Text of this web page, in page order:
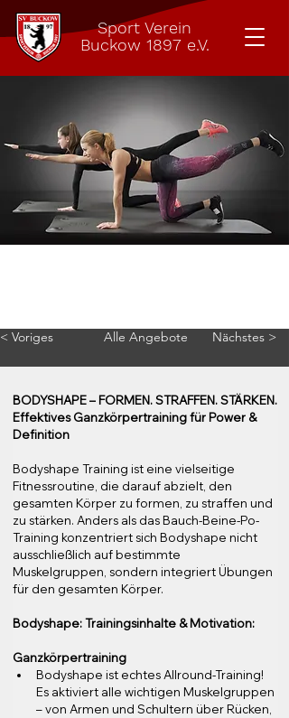
Sport Verein
Buckow 1897 e.V.
< Voriges
Nächstes >
Alle Angebote
BODYSHAPE – FORMEN. STRAFFEN. STÄRKEN.
Effektives Ganzkörpertraining für Power &
Definition
Bodyshape Training ist eine vielseitige
Fitnessroutine, die darauf abzielt, den
gesamten Körper zu formen, zu straffen und
zu stärken. Anders als das Bauch-Beine-Po-
Training konzentriert sich Bodyshape nicht
ausschließlich auf bestimmte
Muskelgruppen, sondern integriert Übungen
für den gesamten Körper.
Bodyshape: Trainingsinhalte & Motivation:
Ganzkörpertraining
Bodyshape ist echtes Allround-Training!
Es aktiviert alle wichtigen Muskelgruppen
– von Armen und Schultern über Rücken,